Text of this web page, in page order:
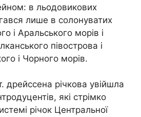
в льодовикових
лише в солонуватих
і Аральського морів і
півострова і
і Чорного морів.
дрейссена річкова увійшла
які стрімко
річок Центральної